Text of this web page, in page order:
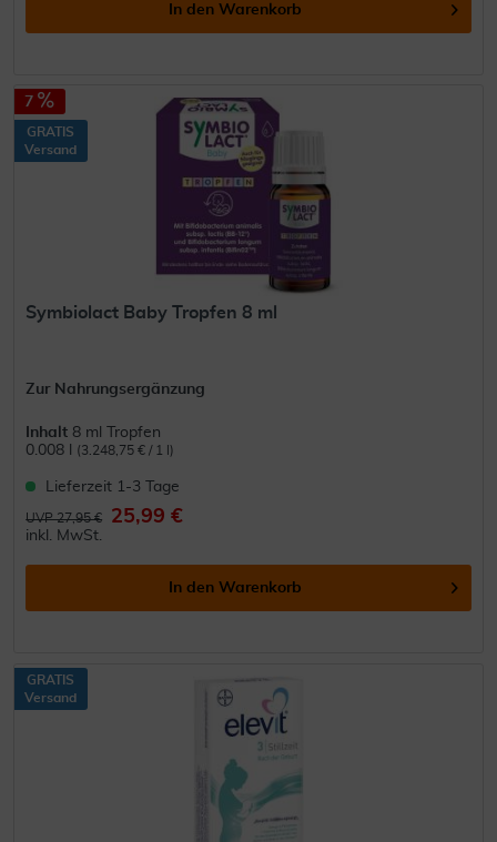
In den Warenkorb
7
GRATIS
Versand
Symbiolact Baby Tropfen 8 ml
Zur Nahrungsergänzung
Inhalt 8 ml Tropfen
0.008 l
(3.248,75 € / 1 l)
Lieferzeit 1-3 Tage
UVP 27,95 € 25,99 €
inkl. MwSt.
In den Warenkorb
GRATIS
Versand